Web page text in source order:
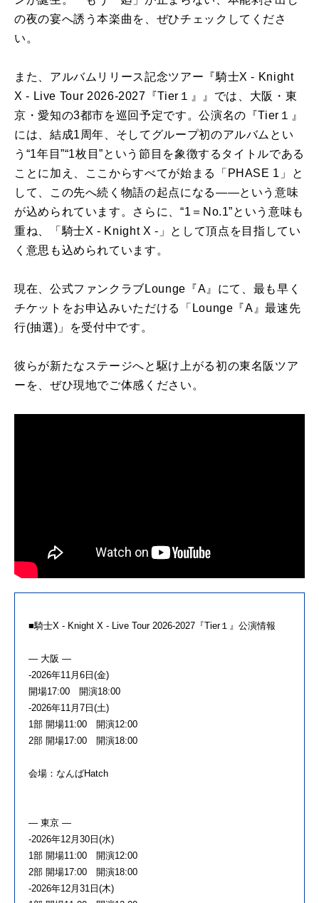
の夜の宴へ誘う本楽曲を、ぜひチェックしてくださ
い。
また、アルバムリリース記念ツアー『騎士X - Knight
X - Live Tour 2026-2027『Tier１』』では、大阪・東
京・愛知の3都市を巡回予定です。公演名の『Tier１』
には、結成1周年、そしてグループ初のアルバムとい
う“1年目”“1枚目”という節目を象徴するタイトルである
ことに加え、ここからすべてが始まる「PHASE 1」と
して、この先へ続く物語の起点になる――という意味
が込められています。さらに、“1＝No.1”という意味も
重ね、「騎士X - Knight X -」として頂点を目指してい
く意思も込められています。
現在、公式ファンクラブLounge『A』にて、最も早く
チケットをお申込みいただける「Lounge『A』最速先
行(抽選)」を受付中です。
彼らが新たなステージへと駆け上がる初の東名阪ツア
ーを、ぜひ現地でご体感ください。
■騎士X - Knight X - Live Tour 2026-2027『Tier１』公演情報
― 大阪 ―
-2026年11月6日(金)
開場17:00 開演18:00
-2026年11月7日(土)
1部 開場11:00 開演12:00
2部 開場17:00 開演18:00
会場：なんばHatch
― 東京 ―
-2026年12月30日(水)
1部 開場11:00 開演12:00
2部 開場17:00 開演18:00
-2026年12月31日(木)